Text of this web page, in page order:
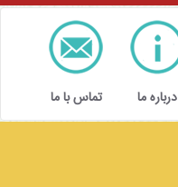
درباره ما تماس با ما